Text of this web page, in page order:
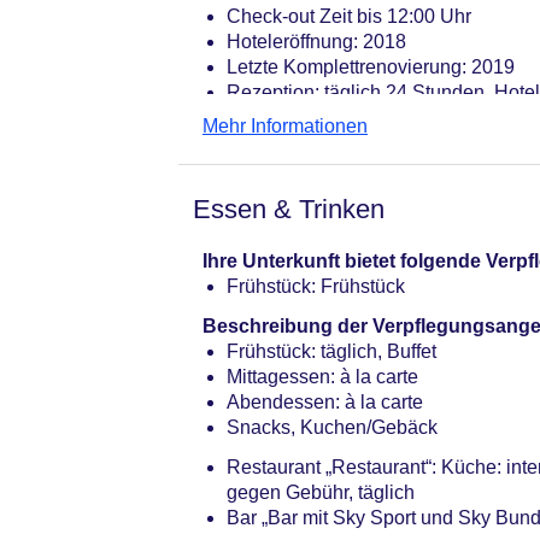
Check-out Zeit bis 12:00 Uhr
Hoteleröffnung: 2018
Letzte Komplettrenovierung: 2019
Rezeption: täglich 24 Stunden,
Lift
Sonnenterrasse
der Bar
Concierge Service, Gepäckservice
Zahlungsarten: TUI Card / VISA,
Haustier: Hund erlaubt: pro Tag ca.
Parkmöglichkeiten: Garage: pro Tag
Tagungseinrichtungen:
Coffee Breaks: gegen Gebühr
Gebäudeanzahl: 1, Etagen: 6,
Mehr Informationen
Essen & Trinken
Ihre Unterkunft bietet folgende
Frühstück: Frühstück
Beschreibung der
Frühstück: täglich, Buffet
Mittagessen: à la carte
Abendessen: à la carte
Snacks, Kuchen/Gebäck
Restaurant „Restaurant“: Küche:
gegen Gebühr, täglich
Bar „Bar mit Sky Sport und Sky